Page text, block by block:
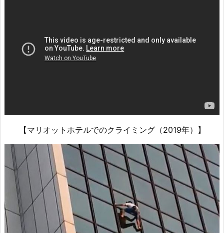
【マリオットホテルでのクライミング（2019年）】